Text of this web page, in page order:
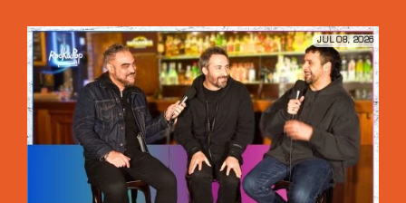
JUL 08, 2026